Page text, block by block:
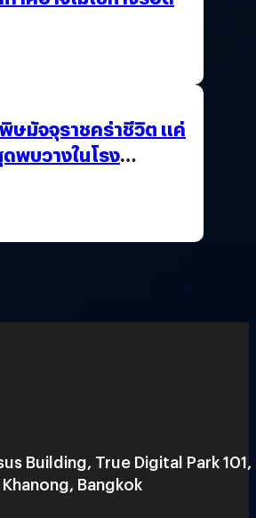
ษมัจจุราชคร่าชีวิต แค่
พบวางในโรง
Building, True Digital Park 101,
Bangkok